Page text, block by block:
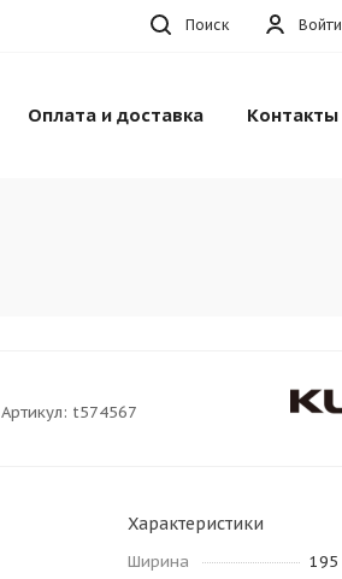
Войти
Поиск
Оплата и доставка Контакты
Артикул: t574567
Характеристики
Ширина
195